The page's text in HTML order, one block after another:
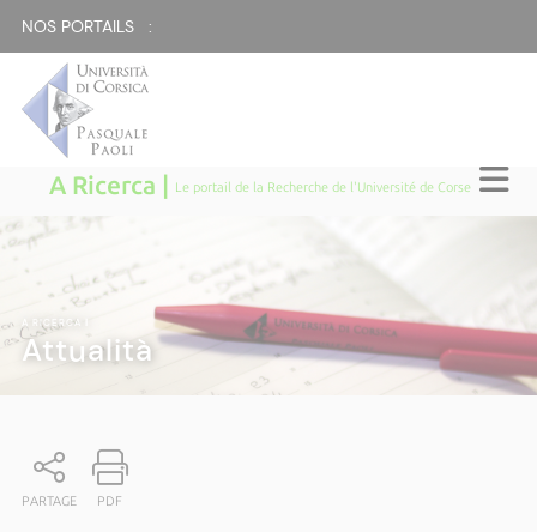
NOS PORTAILS :
A Ricerca | Le portail de la Recherche de l'Université de Corse
A RICERCA
Attualità
PARTAGE PDF